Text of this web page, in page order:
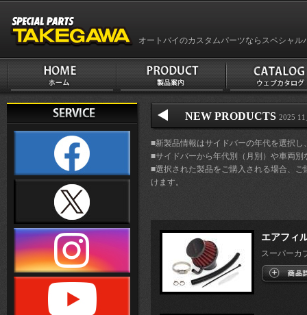
オートバイのカスタムパーツならスペシャル
NEW PRODUCTS 2025
■新製品情報はサイドバーの年代を選択
■サイドバーから年代別（月別）や車両
■選択された製品をご購入される場合、
けます。
エアフィ
スーパーカ